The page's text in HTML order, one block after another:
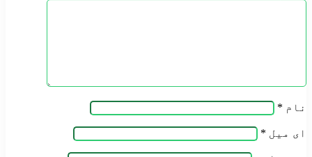
نام *
ای میل *